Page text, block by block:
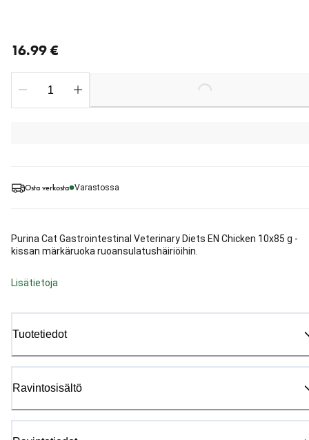
Osta verkosta Varastossa
Purina Cat Gastrointestinal Veterinary Diets EN Chicken 10x85 g -
kissan märkäruoka ruoansulatushäiriöihin.
Lisätietoja
Tuotetiedot
Ravintosisältö
16.99 €
Loading...